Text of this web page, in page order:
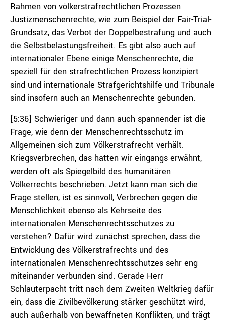
Rahmen von völkerstrafrechtlichen Prozessen
Justizmenschenrechte, wie zum Beispiel der Fair-Trial-
Grundsatz, das Verbot der Doppelbestrafung und auch
die Selbstbelastungsfreiheit. Es gibt also auch auf
internationaler Ebene einige Menschenrechte, die
speziell für den strafrechtlichen Prozess konzipiert
sind und internationale Strafgerichtshilfe und Tribunale
sind insofern auch an Menschenrechte gebunden.
[5:36] Schwieriger und dann auch spannender ist die
Frage, wie denn der Menschenrechtsschutz im
Allgemeinen sich zum Völkerstrafrecht verhält.
Kriegsverbrechen, das hatten wir eingangs erwähnt,
werden oft als Spiegelbild des humanitären
Völkerrechts beschrieben. Jetzt kann man sich die
Frage stellen, ist es sinnvoll, Verbrechen gegen die
Menschlichkeit ebenso als Kehrseite des
internationalen Menschenrechtsschutzes zu
verstehen? Dafür wird zunächst sprechen, dass die
Entwicklung des Völkerstrafrechts und des
internationalen Menschenrechtsschutzes sehr eng
miteinander verbunden sind. Gerade Herr
Schlauterpacht tritt nach dem Zweiten Weltkrieg dafür
ein, dass die Zivilbevölkerung stärker geschützt wird,
auch außerhalb von bewaffneten Konflikten, und trägt